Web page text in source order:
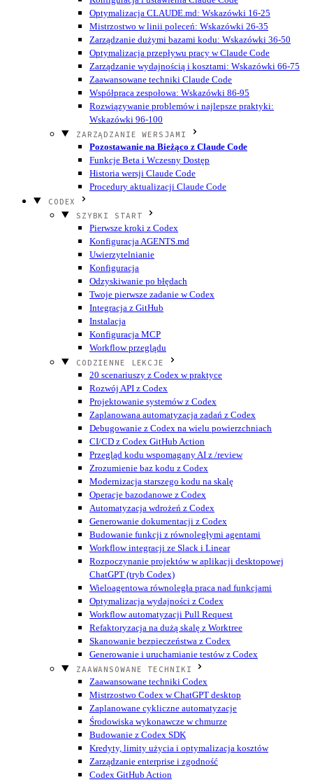
Optymalizacja CLAUDE.md: Wskazówki 16-25
Mistrzostwo w linii poleceń: Wskazówki 26-35
Zarządzanie dużymi bazami kodu: Wskazówki 36-50
Optymalizacja przepływu pracy w Claude Code
Zarządzanie wydajnością i kosztami: Wskazówki 66-75
Zaawansowane techniki Claude Code
Współpraca zespołowa: Wskazówki 86-95
Rozwiązywanie problemów i najlepsze praktyki:
Wskazówki 96-100
ZARZĄDZANIE WERSJAMI
Pozostawanie na Bieżąco z Claude Code
Funkcje Beta i Wczesny Dostęp
Historia wersji Claude Code
Procedury aktualizacji Claude Code
CODEX
SZYBKI START
Pierwsze kroki z Codex
Konfiguracja AGENTS.md
Uwierzytelnianie
Konfiguracja
Odzyskiwanie po błędach
Twoje pierwsze zadanie w Codex
Integracja z GitHub
Instalacja
Konfiguracja MCP
Workflow przeglądu
CODZIENNE LEKCJE
20 scenariuszy z Codex w praktyce
Rozwój API z Codex
Projektowanie systemów z Codex
Zaplanowana automatyzacja zadań z Codex
Debugowanie z Codex na wielu powierzchniach
CI/CD z Codex GitHub Action
Przegląd kodu wspomagany AI z /review
Zrozumienie baz kodu z Codex
Modernizacja starszego kodu na skalę
Operacje bazodanowe z Codex
Automatyzacja wdrożeń z Codex
Generowanie dokumentacji z Codex
Budowanie funkcji z równoległymi agentami
Workflow integracji ze Slack i Linear
Rozpoczynanie projektów w aplikacji desktopowej
ChatGPT (tryb Codex)
Wieloagentowa równoległa praca nad funkcjami
Optymalizacja wydajności z Codex
Workflow automatyzacji Pull Request
Refaktoryzacja na dużą skalę z Worktree
Skanowanie bezpieczeństwa z Codex
Generowanie i uruchamianie testów z Codex
ZAAWANSOWANE TECHNIKI
Zaawansowane techniki Codex
Mistrzostwo Codex w ChatGPT desktop
Zaplanowane cykliczne automatyzacje
Środowiska wykonawcze w chmurze
Budowanie z Codex SDK
Kredyty, limity użycia i optymalizacja kosztów
Zarządzanie enterprise i zgodność
Codex GitHub Action